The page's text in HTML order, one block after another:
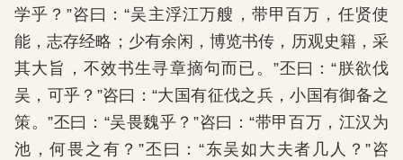
学乎？”咨曰：“吴主浮江万艘，带甲百万，任贤使
能，志存经略；少有余闲，博览书传，历观史籍，采
其大旨，不效书生寻章摘句而已。”丕曰：“朕欲伐
吴，可乎？”咨曰：“大国有征伐之兵，小国有御备之
策。”丕曰：“吴畏魏乎？”咨曰：“带甲百万，江汉为
池，何畏之有？”丕曰：“东吴如大夫者几人？”咨